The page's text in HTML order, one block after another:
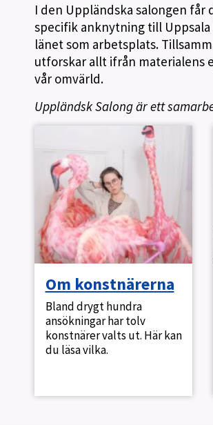
I den Uppländska salongen får
specifik anknytning till Uppsala
länet som arbetsplats.
utforskar allt ifrån materialens
vår omvärld.
Uppländsk Salong är ett
Om konstnärerna
Bland drygt hundra
ansökningar har tolv
konstnärer valts ut. Här kan
du läsa vilka.